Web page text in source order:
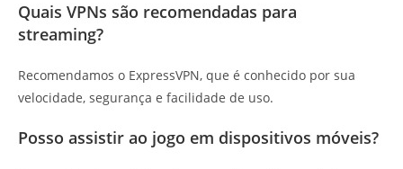
Quais VPNs são recomendadas para
streaming?
Recomendamos o ExpressVPN, que é conhecido por sua
velocidade, segurança e facilidade de uso.
Posso assistir ao jogo em dispositivos móveis?